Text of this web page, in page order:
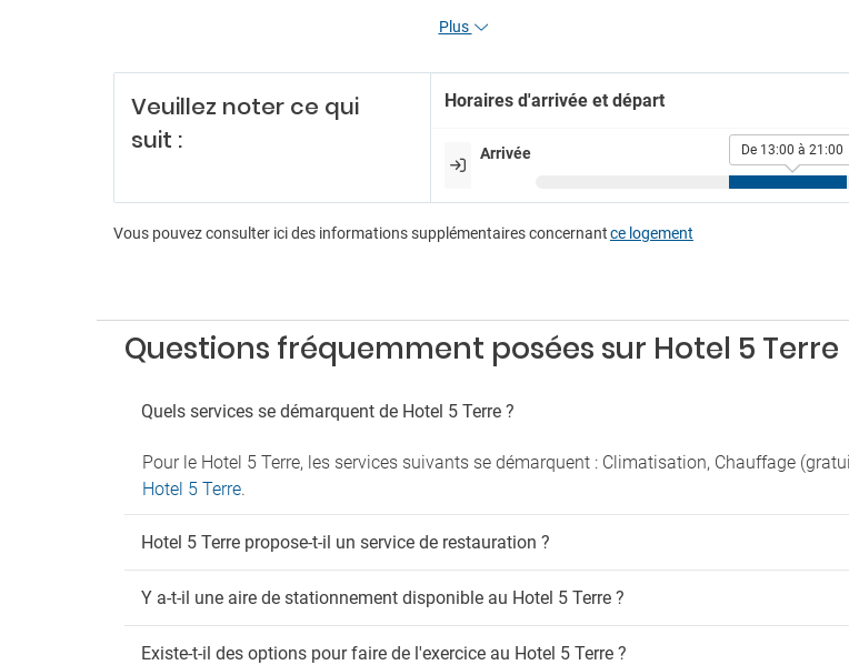
Divertissement
Salle de jeux
Parking
Parking à proximité
Animaux de compagnie admis
Fax/
Petit-
Salle de
Service en
Ventilateur
Plus
Veuillez noter ce qui
suit :
Horaires d'arrivée et départ
Arrivée De 13:00 à 21:00
Vous pouvez consulter ici des informations supplémentaires concernantce logement
Questions fréquemment posées sur Hotel 5 Terre
Quels services se démarquent de Hotel 5 Terre ?
Pour le Hotel 5 Terre, les services suivants se démarquent : Climatisation, Chauffage
Hotel 5 Terre.
Hotel 5 Terre propose-t-il un service de restauration ?
Y a-t-il une aire de stationnement disponible au Hotel 5 Terre ?
Existe-t-il des options pour faire de l'exercice au Hotel 5 Terre ?